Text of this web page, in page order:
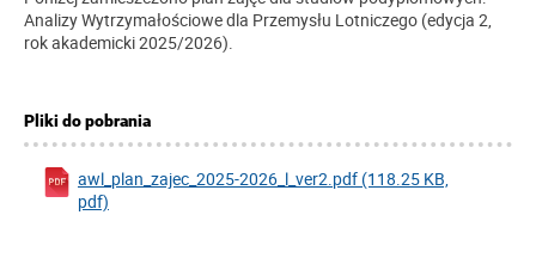
Analizy Wytrzymałościowe dla Przemysłu Lotniczego (edycja 2,
rok akademicki 2025/2026).
Pliki do pobrania
awl_plan_zajec_2025-2026_l_ver2.pdf (118.25 KB,
pdf)